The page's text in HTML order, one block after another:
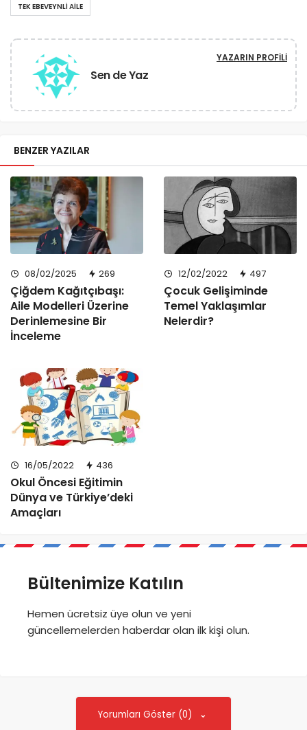
TEK EBEVEYNLI AILE
Sen de Yaz
YAZARIN PROFILI
BENZER YAZILAR
08/02/2025 269
Çiğdem Kağıtçıbaşı:
Aile Modelleri Üzerine
Derinlemesine Bir
İnceleme
12/02/2022 497
Çocuk Gelişiminde
Temel Yaklaşımlar
Nelerdir?
16/05/2022 436
Okul Öncesi Eğitimin
Dünya ve Türkiye’deki
Amaçları
Bültenimize Katılın
Hemen ücretsiz üye olun ve yeni
güncellemelerden haberdar olan ilk kişi olun.
Yorumları Göster (0)